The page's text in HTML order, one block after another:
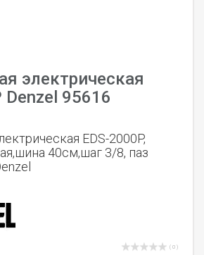
электрическая
Denzel 95616
EDS-2000P,
40см,шаг 3/8, паз
( 0 )